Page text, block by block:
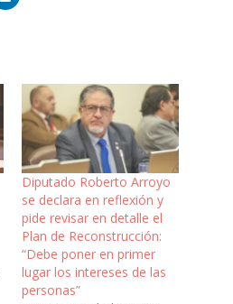
Diputado Roberto Arroyo
se declara en reflexión y
pide revisar en detalle el
Plan de Reconstrucción:
“Debe poner en primer
lugar los intereses de las
personas”